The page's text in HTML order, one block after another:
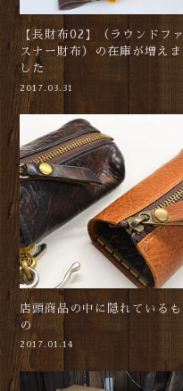
【長財布02】（ラウンドファ
スナー財布）の在庫が増えま
した
2017.03.31
店頭商品の中に隠れているも
の
2017.01.14